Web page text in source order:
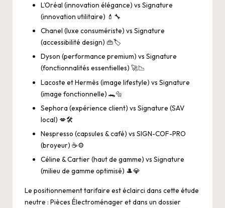
L’Oréal (innovation élégance) vs Signature
(innovation utilitaire) 💄🔧
Chanel (luxe consumériste) vs Signature
(accessibilité design) 👜🏷️
Dyson (performance premium) vs Signature
(fonctionnalités essentielles) 🚀📉
Lacoste et Hermès (image lifestyle) vs Signature
(image fonctionnelle) 🐊🔩
Sephora (expérience client) vs Signature (SAV
local) 💋🛠️
Nespresso (capsules & café) vs SIGN-COF-PRO
(broyeur) ☕⚙️
Céline & Cartier (haut de gamme) vs Signature
(milieu de gamme optimisé) 🎩💎
Le positionnement tarifaire est éclairci dans cette étude
neutre : Pièces Électroménageret dans un dossier